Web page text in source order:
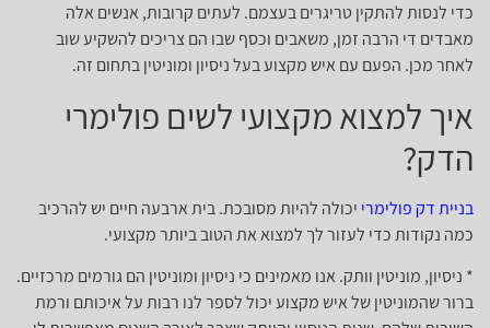
כדי לנסות להתקין טריגרים בעצמם. לעתים קרובות, אנשים אלה
מאבדים די הרבה זמן, משאבים וכסף שבו הם צריכים להשקיע שוב
לאחר מכן. הפעם עם איש מקצוע בעל ניסיון ומוניטין בתחום זה.
איך למצוא מקצועי לשים פולימרי
הדק?
בניית דק פולימרי יכולה להיות מסובכת. בית ארבעה חיים יש להרכיב
כמה נקודות כדי לעזור לך למצוא את הטוב ביותר מקצועי.
* ניסיון, מוניטין וותק. אנו מאמינים כי ניסיון ומוניטין הם גורמים מרכזיים.
ברור שהמוניטין של איש מקצוע יכול לספר לנו רבות על איכותם ורמת